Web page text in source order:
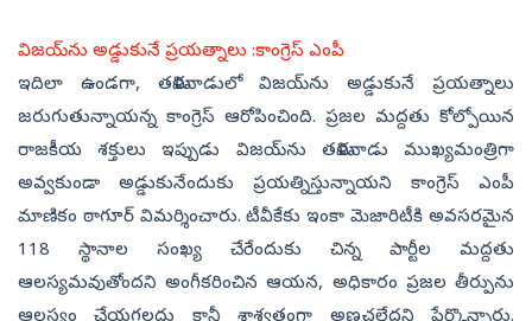
విజయ్‌ను అడ్డుకునే ప్రయత్నాలు :కాంగ్రెస్ ఎంపీ
ఇదిలా ఉండగా, తమిళనాడులో విజయ్‌ను అడ్డుకునే ప్రయత్నాలు
జరుగుతున్నాయన్న కాంగ్రెస్ ఆరోపించింది. ప్రజల మద్దతు కోల్పోయిన
రాజకీయ శక్తులు ఇప్పుడు విజయ్‌ను తమిళనాడు ముఖ్యమంత్రిగా
అవ్వకుండా అడ్డుకునేందుకు ప్రయత్నిస్తున్నాయని కాంగ్రెస్ ఎంపీ
మాణికం ఠాగూర్‌ విమర్శించారు. టీవీకేకు ఇంకా మెజారిటీకి అవసరమైన
118 స్థానాల సంఖ్య చేరేందుకు చిన్న పార్టీల మద్దతు
ఆలస్యమవుతోందని అంగీకరించిన ఆయన, అధికారం ప్రజల తీర్పును